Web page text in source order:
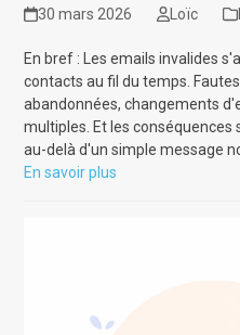
30 mars 2026 Loïc
En bref : Les emails invalides
contacts au fil du temps.
abandonnées, changements
multiples. Et les conséquences
au-delà d'un simple message
En savoir plus